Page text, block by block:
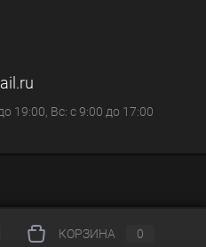
19:00, Вс: с 9:00 до 17:00
КОРЗИНА 0